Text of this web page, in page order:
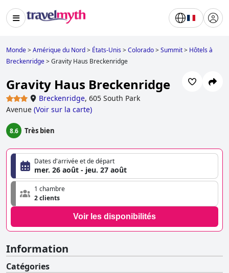
Monde>Amérique du Nord> États-Unis>Colorado>Summit> Hôtels à
Breckenridge>Gravity Haus Breckenridge
Gravity Haus Breckenridge
Breckenridge, 605 South Park
Avenue (Voir sur la carte)
8.6 Très bien
Dates d'arrivée et de départ
mer. 26 août - jeu. 27 août
1 chambre
2 clients
Voir les disponibilités
Information
Catégories